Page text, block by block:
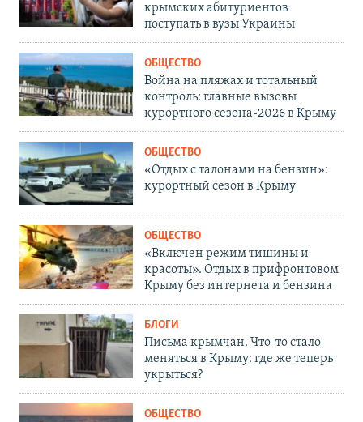
крымских абитуриентов
поступать в вузы Украины
ОБЩЕСТВО
Война на пляжах и тотальный
контроль: главные вызовы
курортного сезона-2026 в Крыму
ОБЩЕСТВО
«Отдых с талонами на бензин»:
курортный сезон в Крыму
ОБЩЕСТВО
«Включен режим тишины и
красоты». Отдых в прифронтовом
Крыму без интернета и бензина
БЛОГИ
Письма крымчан. Что-то стало
меняться в Крыму: где же теперь
укрыться?
ОБЩЕСТВО